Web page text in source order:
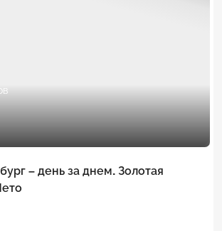
– день за днем. Золотая